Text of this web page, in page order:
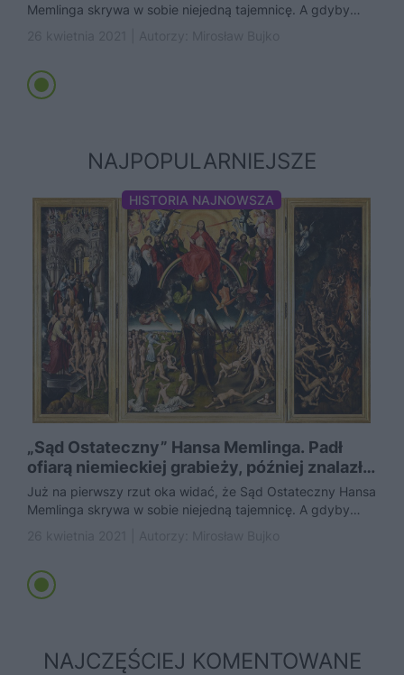
Memlinga skrywa w sobie niejedną tajemnicę. A gdyby
NAJPOPULARNIEJSZE
HISTORIA NAJNOWSZA
„Sąd Ostateczny” Hansa Memlinga. Padł
ofiarą niemieckiej grabieży, później znalazł
się...
Już na pierwszy rzut oka widać, że Sąd Ostateczny Hansa
Memlinga skrywa w sobie niejedną tajemnicę. A gdyby
NAJCZĘŚCIEJ KOMENTOWANE